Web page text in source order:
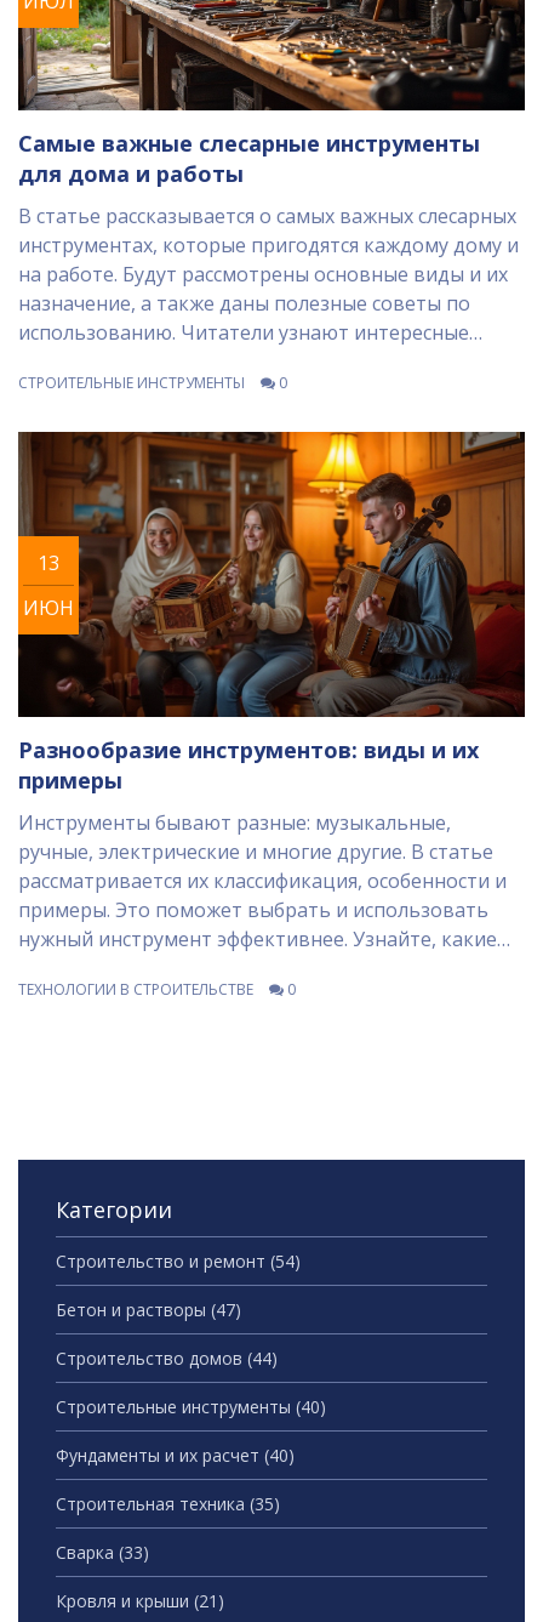
Самые важные слесарные инструменты
для дома и работы
В статье рассказывается о самых важных слесарных
инструментах, которые пригодятся каждому дому и
на работе. Будут рассмотрены основные виды и их
назначение, а также даны полезные советы по
использованию. Читатели узнают интересные
правильный выбор для своих нужд.
СТРОИТЕЛЬНЫЕ ИНСТРУМЕНТЫ 0
13
ИЮН
Разнообразие инструментов: виды и их
примеры
Инструменты бывают разные: музыкальные,
ручные, электрические и многие другие. В статье
рассматривается их классификация, особенности и
примеры. Это поможет выбрать и использовать
нужный инструмент эффективнее. Узнайте, какие
ТЕХНОЛОГИИ В СТРОИТЕЛЬСТВЕ 0
Категории
Строительство и ремонт (54)
Бетон и растворы (47)
Строительство домов (44)
Строительные инструменты (40)
Фундаменты и их расчет (40)
Строительная техника (35)
Сварка (33)
Кровля и крыши (21)